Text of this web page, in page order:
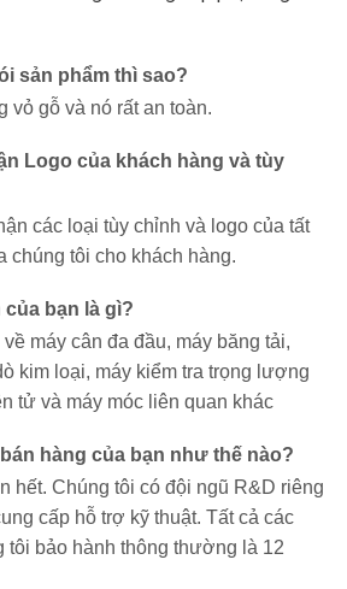
sản phẩm thì sao?
vỏ gỗ và nó rất an toàn.
Logo của khách hàng và tùy
các loại tùy chỉnh và logo của tất
chúng tôi cho khách hàng.
bạn là gì?
máy cân đa đầu, máy băng tải,
kim loại, máy kiểm tra trọng lượng
tử và máy móc liên quan khác
hàng của bạn như thế nào?
hết. Chúng tôi có đội ngũ R&D riêng
cấp hỗ trợ kỹ thuật. Tất cả các
tôi bảo hành thông thường là 12